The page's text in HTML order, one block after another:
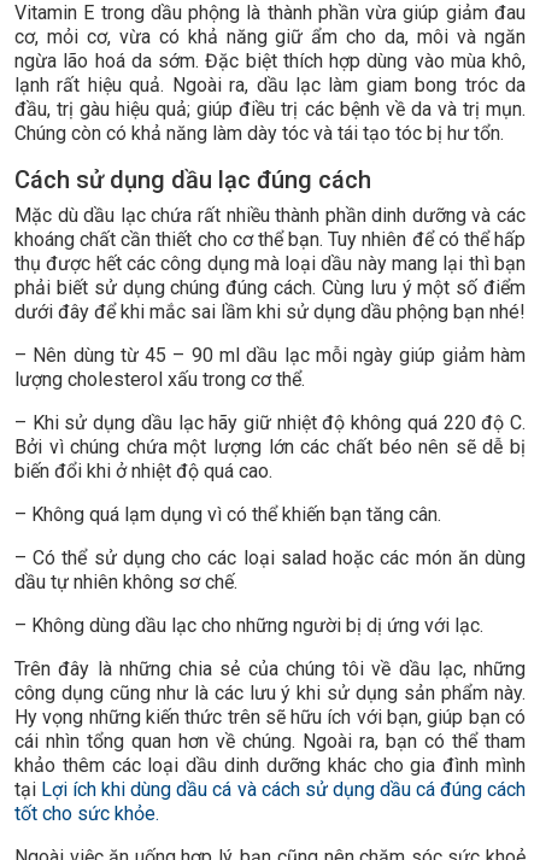
Vitamin E trong dầu phộng là thành phần vừa giúp giảm đau
cơ, mỏi cơ, vừa có khả năng giữ ẩm cho da, môi và ngăn
ngừa lão hoá da sớm. Đặc biệt thích hợp dùng vào mùa khô,
lạnh rất hiệu quả. Ngoài ra, dầu lạc làm giam bong tróc da
đầu, trị gàu hiệu quả; giúp điều trị các bệnh về da và trị mụn.
Chúng còn có khả năng làm dày tóc và tái tạo tóc bị hư tổn.
Cách sử dụng dầu lạc đúng cách
Mặc dù dầu lạc chứa rất nhiều thành phần dinh dưỡng và các
khoáng chất cần thiết cho cơ thể bạn. Tuy nhiên để có thể hấp
thụ được hết các công dụng mà loại dầu này mang lại thì bạn
phải biết sử dụng chúng đúng cách. Cùng lưu ý một số điểm
dưới đây để khi mắc sai lầm khi sử dụng dầu phộng bạn nhé!
– Nên dùng từ 45 – 90 ml dầu lạc mỗi ngày giúp giảm hàm
lượng cholesterol xấu trong cơ thể.
– Khi sử dụng dầu lạc hãy giữ nhiệt độ không quá 220 độ C.
Bởi vì chúng chứa một lượng lớn các chất béo nên sẽ dễ bị
biến đổi khi ở nhiệt độ quá cao.
– Không quá lạm dụng vì có thể khiến bạn tăng cân.
– Có thể sử dụng cho các loại salad hoặc các món ăn dùng
dầu tự nhiên không sơ chế.
– Không dùng dầu lạc cho những người bị dị ứng với lạc.
Trên đây là những chia sẻ của chúng tôi về dầu lạc, những
công dụng cũng như là các lưu ý khi sử dụng sản phẩm này.
Hy vọng những kiến thức trên sẽ hữu ích với bạn, giúp bạn có
cái nhìn tổng quan hơn về chúng. Ngoài ra, bạn có thể tham
khảo thêm các loại dầu dinh dưỡng khác cho gia đình mình
tại Lợi ích khi dùng dầu cá và cách sử dụng dầu cá đúng cách
tốt cho sức khỏe.